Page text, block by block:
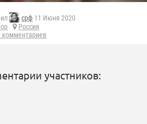
срф 11 Июня 2020
Россия
комментариев
участников: